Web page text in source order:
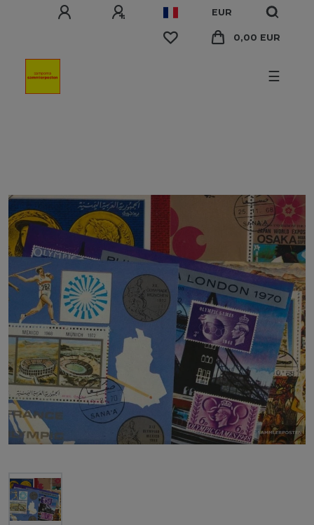
EUR
0,00 EUR
☰